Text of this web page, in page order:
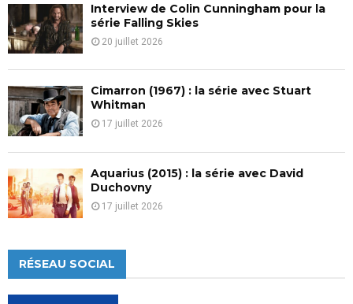
Interview de Colin Cunningham pour la
série Falling Skies
20 juillet 2026
Cimarron (1967) : la série avec Stuart
Whitman
17 juillet 2026
Aquarius (2015) : la série avec David
Duchovny
17 juillet 2026
RÉSEAU SOCIAL